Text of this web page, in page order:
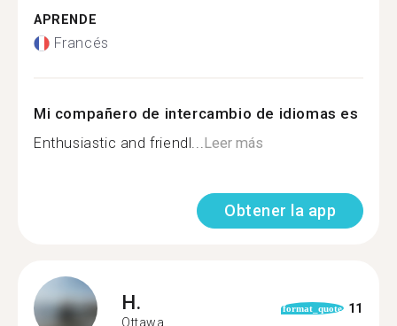
APRENDE
Francés
Mi compañero de intercambio de idiomas es
Enthusiastic and friendl...Leer más
Obtener la app
H.
Ottawa
format_quote 11